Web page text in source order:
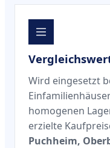
Wird eingesetzt
homogenen
erzielte
Puchheim,